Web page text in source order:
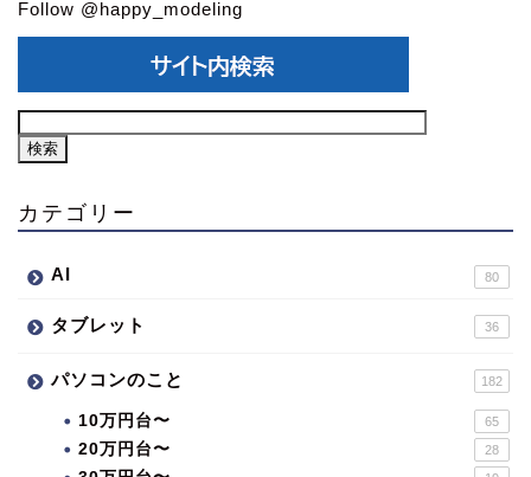
Follow @happy_modeling
カテゴリー
AI 80
タブレット 36
パソコンのこと 182
10万円台〜 65
20万円台〜 28